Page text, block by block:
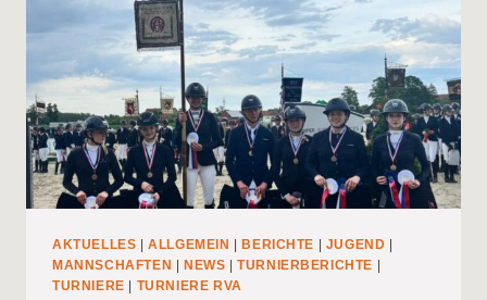
AKTUELLES |ALLGEMEIN |BERICHTE | JUGEND |
MANNSCHAFTEN | NEWS |TURNIERBERICHTE |
TURNIERE | TURNIERE RVA